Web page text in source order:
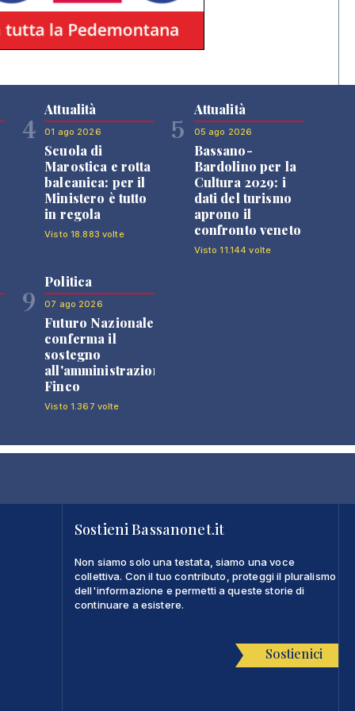
4
Attualità
01 ago 2026
Scuola di
Marostica e rotta
balcanica: per il
Ministero è tutto
in regola
Visto 18.883 volte
5
Attualità
05 ago 2026
Bassano-
Bardolino per la
Cultura 2029: i
dati del turismo
aprono il
confronto veneto
Visto 11.144 volte
9
Politica
07 ago 2026
Futuro Nazionale
conferma il
sostegno
all'amministrazione
Finco
Visto 1.367 volte
Sostieni Bassanonet.it
Non siamo solo una testata, siamo una voce
collettiva. Con il tuo contributo, proteggi il pluralismo
dell'informazione e permetti a queste storie di
continuare a esistere.
Sostienici